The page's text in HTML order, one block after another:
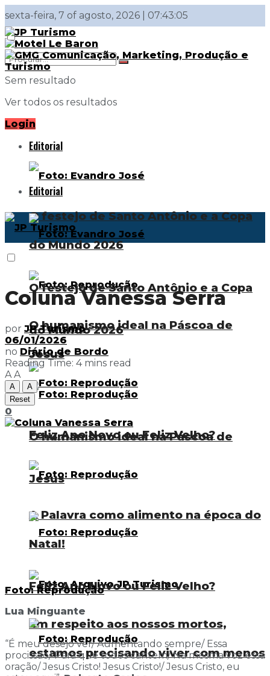
sexta-feira, 7 of agosto, 2026 | 07:43:05
Sem resultado
Ver todos os resultados
Login
Editorial
O festejo de Santo Antônio e a Copa
do Mundo 2026
O humanismo ideal na Páscoa de
Jesus
Feliz Ano Novo ou Feliz Velho?
A Palavra como alimento na época do
Natal!
Em respeito aos nossos mortos,
estamos precisando viver com menos
Editorial
O festejo de Santo Antônio e a Copa
do Mundo 2026
O humanismo ideal na Páscoa de
Jesus
Feliz Ano Novo ou Feliz Velho?
Coluna Vanessa Serra
por JP Turismo
06/01/2026
no Diário de Bordo
Reading Time: 4 mins read
A A
A
A
Reset
0
Foto: Reprodução
Lua Minguante
“É meu desejo ver/ Aumentando sempre/ Essa
procissão/ Para que todos cantem/ Na mesma voz essa
oração/ Jesus Cristo! Jesus Cristo!/ Jesus Cristo, eu